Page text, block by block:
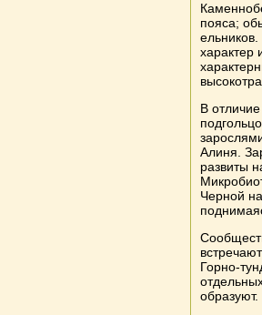
пояса;
характер
В
Алиня.
развиты
Черной
Горно-
образуют.